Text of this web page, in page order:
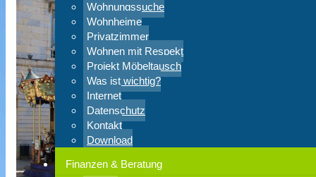
Wohnungssuche
Wohnheime
Privatzimmer
Wohnen mit Respekt
Projekt Möbeltausch
Was ist wichtig?
Internet
Datenschutz
Kontakt
Download
Finanzen & Beratung